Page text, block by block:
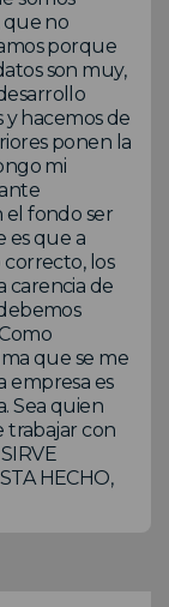
que no
porque
son muy,
y hacemos de
ponen la
mi
fondo ser
es que a
los
carencia de
que se me
empresa es
Sea quien
trabajar con
HECHO,